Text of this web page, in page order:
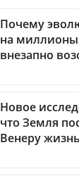
Почему
на
внезапно
Новое
что Земля
Венеру